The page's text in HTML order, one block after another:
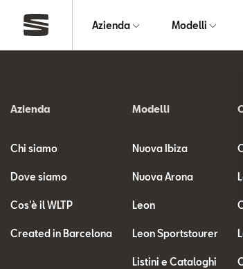
Azienda Modelli
Azienda
Chi siamo
Dove siamo
Cos'è il WLTP
Created in Barcelona
Modelli
Nuova Ibiza
Nuova Arona
Leon
Leon Sportstourer
Listini e Cataloghi